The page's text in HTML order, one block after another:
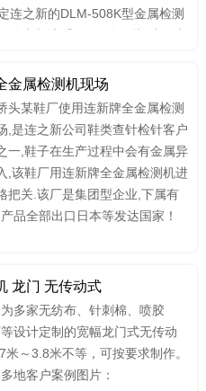
连之新的DLM-508K型金属检测
金属检测机现场
头某鞋厂使用连新牌全金属检测
,是连之新公司鞋类查针检针客户
一,鞋子在生产过程中会有金属异
,该鞋厂用连新牌全金属检测机进
把关.该厂是集团型企业,下属有
品全部出口日本等发达国家！
龙门 无传动式
多家无纺布、针刺棉、喷胶
设计定制的宽幅龙门式无传动
米～3.8米不等，可按要求制作。
地客户案例图片：